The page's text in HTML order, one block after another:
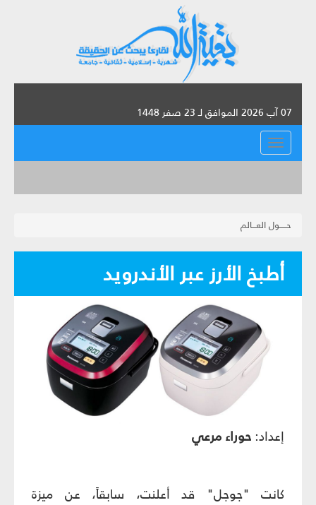
07 آب 2026 الموافق لـ 23 صفر 1448
القائمة
حـــــول العـــالم
أطبخ الأرز عبر الأندرويد
إعداد: حوراء مرعي
كانت "جوجل" قد أعلنت، سابقاً، عن ميزة